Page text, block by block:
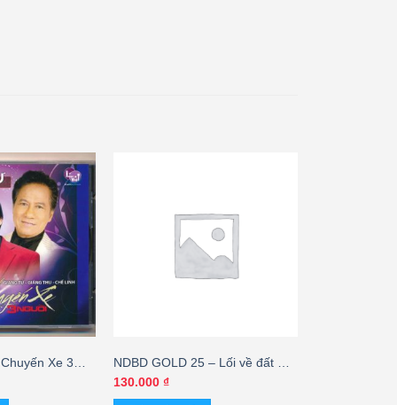
Xe 3
NDBD GOLD 25 – Lối về đất mẹ
– Hương Lan – Chế Linh (thiếu
bìa sau) – cái
130.000 ₫